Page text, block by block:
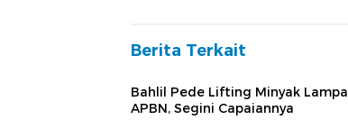
Berita Terkait
Bahlil Pede Lifting Minyak
APBN, Segini Capaiannya